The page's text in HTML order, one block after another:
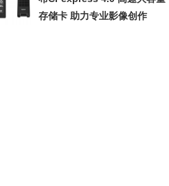
存储卡 助力专业影像创作